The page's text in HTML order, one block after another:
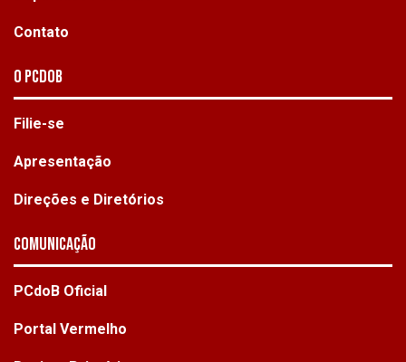
Contato
O PCdoB
Filie-se
Apresentação
Direções e Diretórios
Comunicação
PCdoB Oficial
Portal Vermelho